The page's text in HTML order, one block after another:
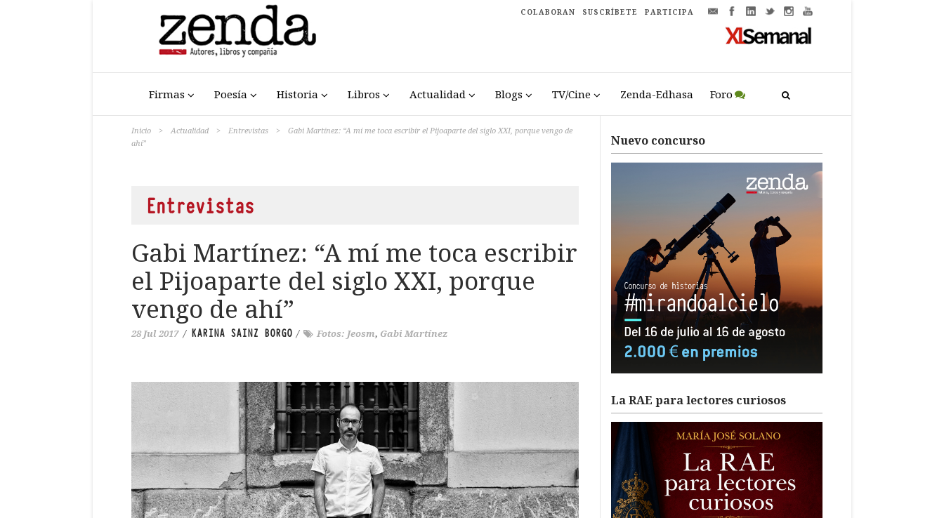
COLABORAN SUSCRÍBETE PARTICIPA
Firmas Poesía Historia Libros Actualidad Blogs TV/Cine Zenda-Edhasa Foro
Inicio > Actualidad > Entrevistas >
Gabi Martínez: “A mí me toca escribir el Pijoaparte del siglo XXI, porque vengo de
ahí”
Entrevistas
Gabi Martínez: “A mí me toca escribir
el Pijoaparte del siglo XXI, porque
vengo de ahí”
28 Jul 2017 / KARINA SAINZ BORGO / Fotos: Jeosm, Gabi Martínez
Nuevo concurso
La RAE para lectores curiosos